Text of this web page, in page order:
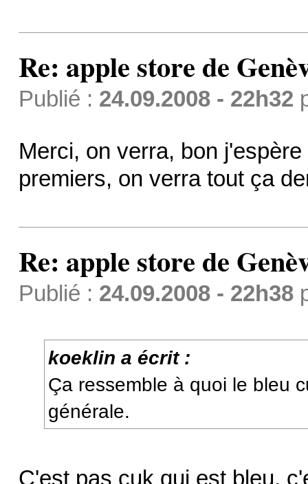
Re: apple store de
Publié : 24.09.2008 - 22h32
Merci, on verra, bon
premiers, on verra tout ça
Re: apple store de
Publié : 24.09.2008 - 22h38
koeklin a écrit :
Ça ressemble à quoi le bleu
générale.
C'est pas cuk qui est bleu,